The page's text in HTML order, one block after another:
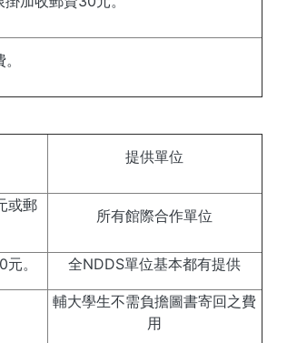
提供單位
或郵
所有館際合作單位
。 全NDDS單位基本都有提供
輔大學生不需負擔圖書寄回之費
用